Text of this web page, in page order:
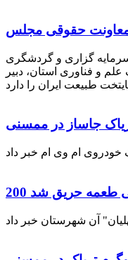
معاونت حقوقی مجلس
گزاری و گردشگری
و فناوری استان، دبیر
طعمه حریق شد